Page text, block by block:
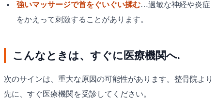
強いマッサージで首をぐいぐい揉む…過敏な神経や炎症
をかえって刺激することがあります。
こんなときは、すぐに医療機関へ.
次のサインは、重大な原因の可能性があります。整骨院より
先に、すぐ医療機関を受診してください。